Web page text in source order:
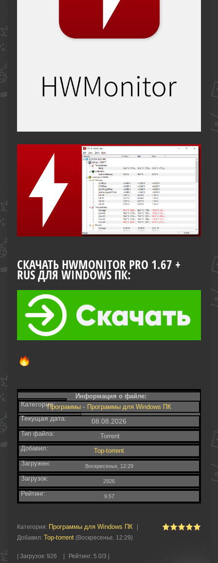
СКАЧАТЬ HWMONITOR PRO 1.67 +
RUS ДЛЯ WINDOWS ПК:
Информация о файле:
Категория:Программы- Программы для Windows ПК
Текущая дата: 08.08.2026
Тип файла:
.Torrent
Добавил:
Top-torrent
Загружен:
Воскресенье, 12:29
Загрузок: 2926
Рейтинг: 9.57
Категория: Программы для Windows ПК
Добавил: Top-torrent (Воскресенье, 12:29)
Загрузок: 926 Рейтинг: 5.0/3 |